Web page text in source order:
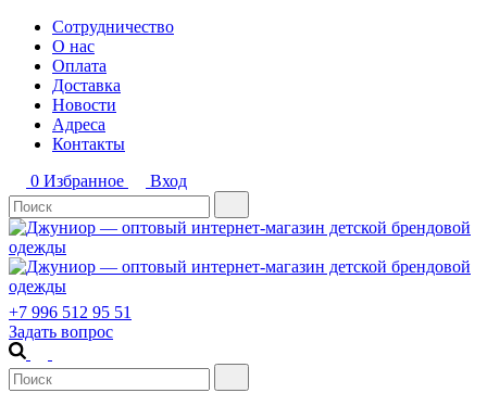
Сотрудничество
О нас
Оплата
Доставка
Новости
Адреса
Контакты
0 Избранное Вход
+7 996 512 95 51
Задать вопрос